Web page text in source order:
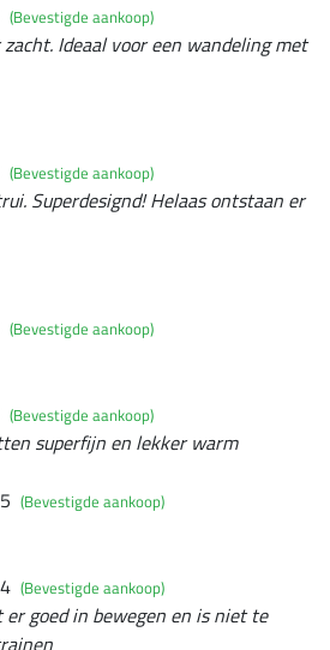
(Bevestigde aankoop)
Ideaal voor een wandeling met
(Bevestigde aankoop)
Superdesignd! Helaas ontstaan er
(Bevestigde aankoop)
(Bevestigde aankoop)
superfijn en lekker warm
(Bevestigde aankoop)
(Bevestigde aankoop)
goed in bewegen en is niet te